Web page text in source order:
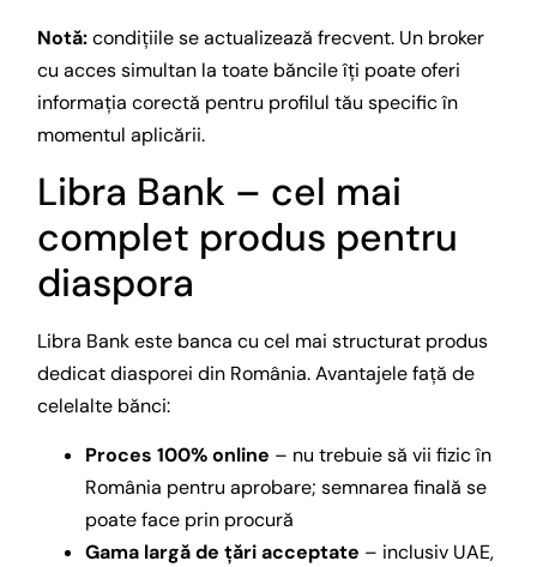
Notă:condițiile se actualizează frecvent. Un broker
cu acces simultan la toate băncile îți poate oferi
informația corectă pentru profilul tău specific în
momentul aplicării.
Libra Bank – cel mai
complet produs pentru
diaspora
Libra Bank este banca cu cel mai structurat produs
dedicat diasporei din România. Avantajele față de
celelalte bănci:
Proces 100% online – nu trebuie să vii fizic în
România pentru aprobare; semnarea finală se
poate face prin procură
Gama largă de țări acceptate – inclusiv UAE,